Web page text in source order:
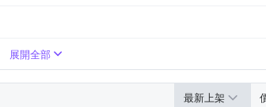
展開全部
最新上架